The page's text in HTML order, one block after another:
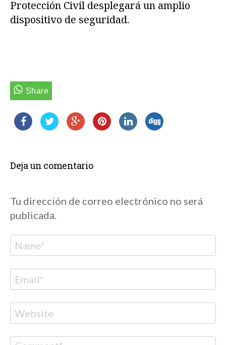
Protección Civil desplegará un amplio
dispositivo de seguridad.
Deja un comentario
Tu dirección de correo electrónico no será
publicada.
Nombre
Correo
electrónico
Web